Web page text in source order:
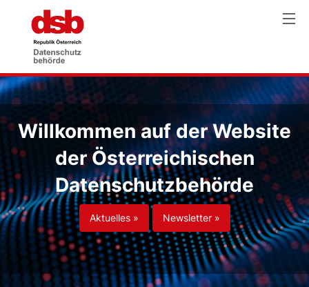
Willkommen auf der Website
der Österreichischen
Datenschutzbehörde
Aktuelles » Newsletter »